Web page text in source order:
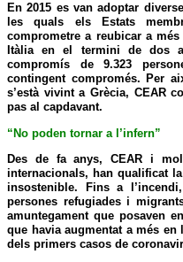
En 2015 es van adoptar
les quals els Estats
comprometre a reubicar a
Itàlia en el termini de dos
compromís de 9.323
contingent compromés. Per
s’està vivint a Grècia, CEAR
pas al capdavant.
“No poden tornar a l’infern”
Des de fa anys, CEAR i
internacionals, han qualificat
insostenible. Fins a
persones refugiades i
amuntegament que posaven
que havia augmentat a més
dels primers casos de